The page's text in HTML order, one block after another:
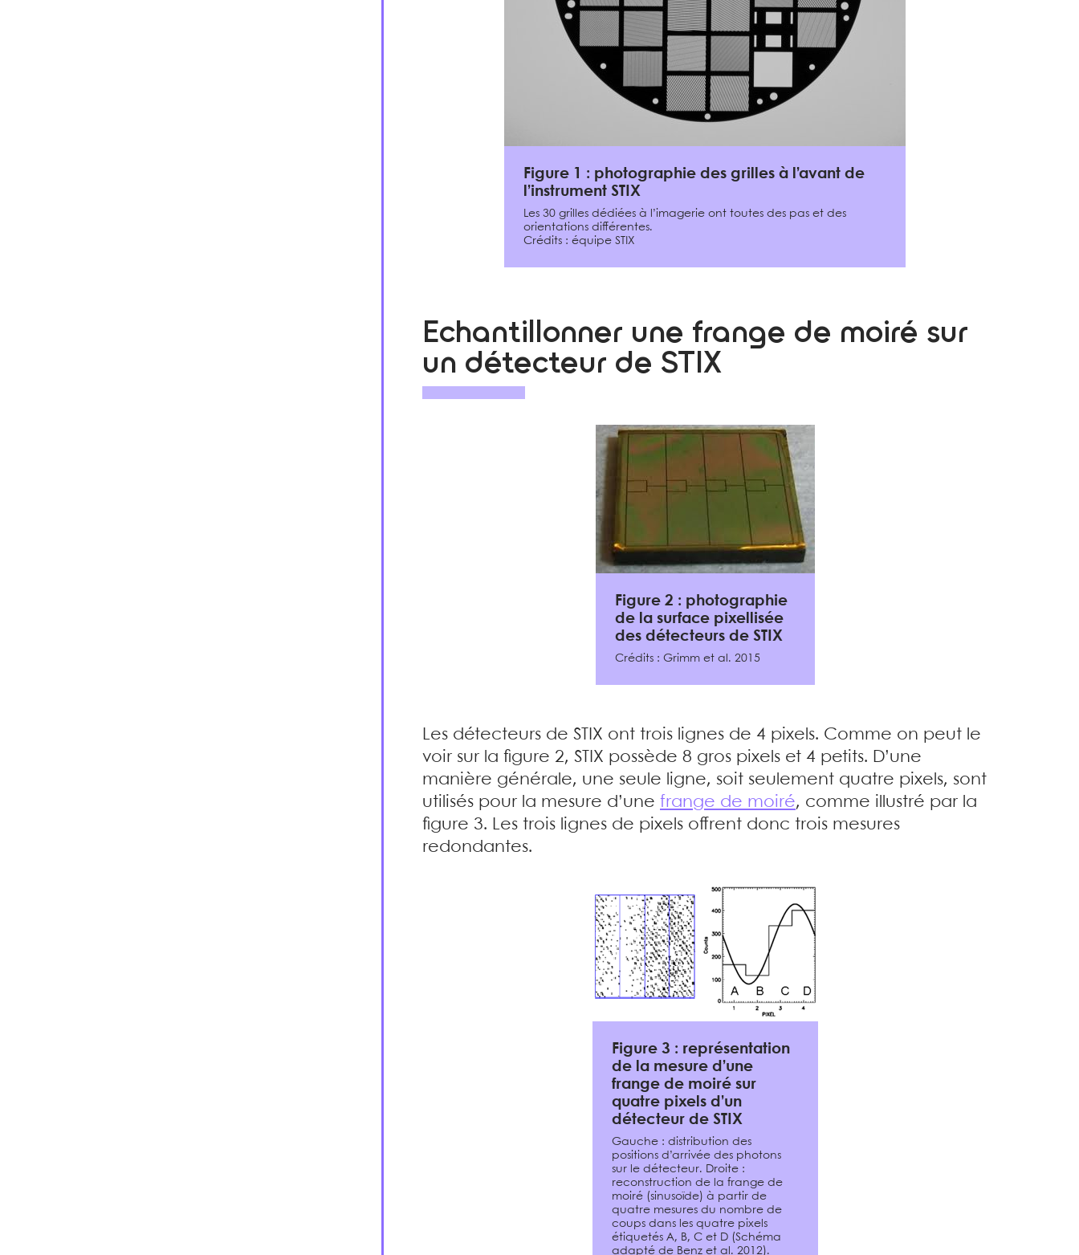
Figure 1 : photographie des grilles à l’avant de
l’instrument STIX
Les 30 grilles dédiées à l’imagerie ont toutes des pas et des
orientations différentes.
Crédits : équipe STIX
Echantillonner une frange de moiré sur
un détecteur de STIX
Figure 2 : photographie
de la surface pixellisée
des détecteurs de STIX
Crédits : Grimm et al. 2015
Les détecteurs de STIX ont trois lignes de 4 pixels. Comme on peut le
voir sur la figure 2, STIX possède 8 gros pixels et 4 petits. D’une
manière générale, une seule ligne, soit seulement quatre pixels, sont
utilisés pour la mesure d’une frange de moiré, comme illustré par la
figure 3. Les trois lignes de pixels offrent donc trois mesures
redondantes.
Figure 3 : représentation
de la mesure d’une
frange de moiré sur
quatre pixels d’un
détecteur de STIX
Gauche : distribution des
positions d’arrivée des photons
sur le détecteur. Droite :
reconstruction de la frange de
moiré (sinusoïde) à partir de
quatre mesures du nombre de
coups dans les quatre pixels
étiquetés A, B, C et D (Schéma
adapté de Benz et al. 2012).